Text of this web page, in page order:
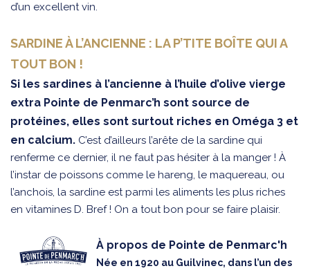
d’un excellent vin.
SARDINE À L’ANCIENNE : LA P’TITE BOÎTE QUI A
TOUT BON !
Si les sardines à l’ancienne à l’huile d’olive vierge
extra Pointe de Penmarc’h sont source de
protéines, elles sont surtout riches en Oméga 3 et
en calcium. C’est d’ailleurs l’arête de la sardine qui
renferme ce dernier, il ne faut pas hésiter à la manger ! À
l’instar de poissons comme le hareng, le maquereau, ou
l’anchois, la sardine est parmi les aliments les plus riches
en vitamines D. Bref ! On a tout bon pour se faire plaisir.
À propos de Pointe de Penmarc'h
Née en 1920 au Guilvinec, dans l’un des